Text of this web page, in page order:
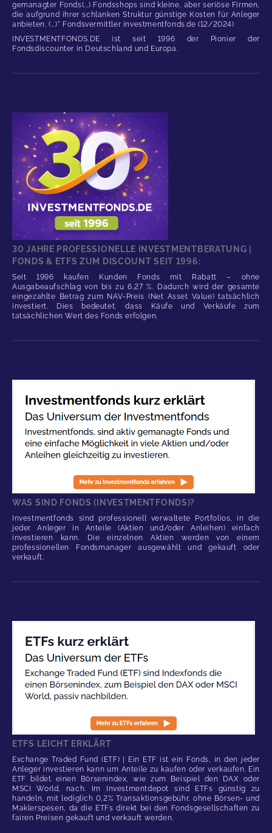
gemanagter Fonds(...) Fondsshops sind kleine, aber seriöse Firmen,
die aufgrund ihrer schlanken Struktur günstige Kosten für Anleger
anbieten. (...)" Fondsvermittler investmentfonds.de (12/2024)
INVESTMENTFONDS.DE ist seit 1996 der Pionier der
Fondsdiscounter in Deutschland und Europa.
30 JAHRE PROFESSIONELLE INVESTMENTBERATUNG |
FONDS & ETFS ZUM DISCOUNT SEIT 1996:
Seit 1996 kaufen Kunden Fonds mit Rabatt – ohne
Ausgabeaufschlag von bis zu 6,27 %. Dadurch wird der gesamte
eingezahlte Betrag zum NAV-Preis (Net Asset Value) tatsächlich
investiert. Dies bedeutet, dass Käufe und Verkäufe zum
tatsächlichen Wert des Fonds erfolgen.
WAS SIND FONDS (INVESTMENTFONDS)?
Investmentfonds sind professionell verwaltete Portfolios, in die
jeder Anleger in Anteile (Aktien und/oder Anleihen) einfach
investieren kann. Die einzelnen Aktien werden von einem
professionellen Fondsmanager ausgewählt und gekauft oder
verkauft.
ETFS LEICHT ERKLÄRT
Exchange Traded Fund (ETF) | Ein ETF ist ein Fonds, in den jeder
Anleger investieren kann um Anteile zu kaufen oder verkaufen. Ein
ETF bildet einen Börsenindex, wie zum Beispiel den DAX oder
MSCI World, nach. Im Investmentdepot sind ETFs günstig zu
handeln, mit lediglich 0,2% Transaktionsgebühr, ohne Börsen- und
Maklerspesen, da die ETFs direkt bei den Fondsgesellschaften zu
fairen Preisen gekauft und verkauft werden.